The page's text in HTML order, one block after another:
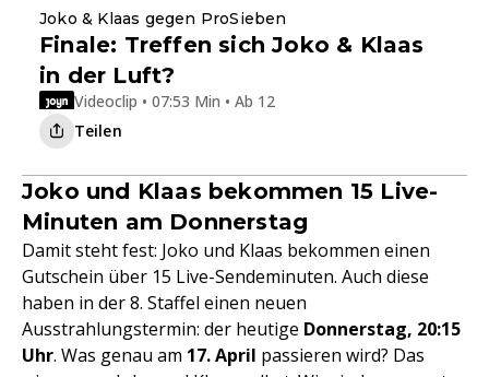
Joko & Klaas gegen ProSieben
Finale: Treffen sich Joko & Klaas
in der Luft?
Videoclip • 07:53 Min • Ab 12
Teilen
Joko und Klaas bekommen 15 Live-
Minuten am Donnerstag
Damit steht fest: Joko und Klaas bekommen einen
Gutschein über 15 Live-Sendeminuten. Auch diese
haben in der 8. Staffel einen neuen
Ausstrahlungstermin: der heutige Donnerstag, 20:15
Uhr. Was genau am 17. April passieren wird? Das